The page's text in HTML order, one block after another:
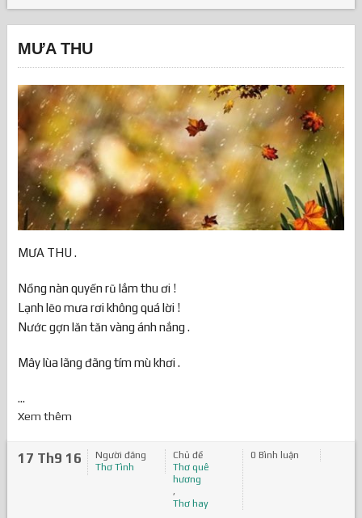
MƯA THU
MƯA THU .
Nồng nàn quyến rũ lắm thu ơi !
Lạnh lẽo mưa rơi không quá lời !
Nước gợn lăn tăn vàng ánh nắng .
Mây lùa lãng đãng tím mù khơi .
...
Xem thêm
17 Th9 16
Người đăng
Thơ Tình
Chủ đề
Thơ quê
hương
,
Thơ hay
0 Bình luận